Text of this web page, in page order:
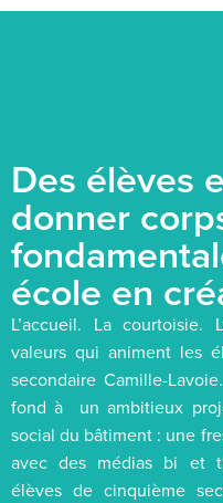
Des élèves
donner
école en
L’accueil. La courtoisie.
valeurs qui animent les
secondaire Camille-
fond à un ambitieux
social du bâtiment : une
avec des médias bi et
élèves de cinquième